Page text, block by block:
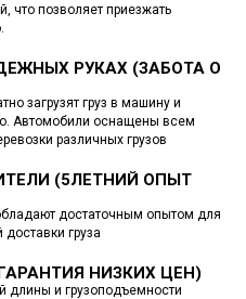
что позволяет приезжать
РУКАХ (ЗАБОТА О
загрузят груз в машину и
Автомобили оснащены всем
различных грузов
(5ЛЕТНИЙ ОПЫТ
достаточным опытом для
доставки груза
НИЗКИХ ЦЕН)
длины и грузоподъемности